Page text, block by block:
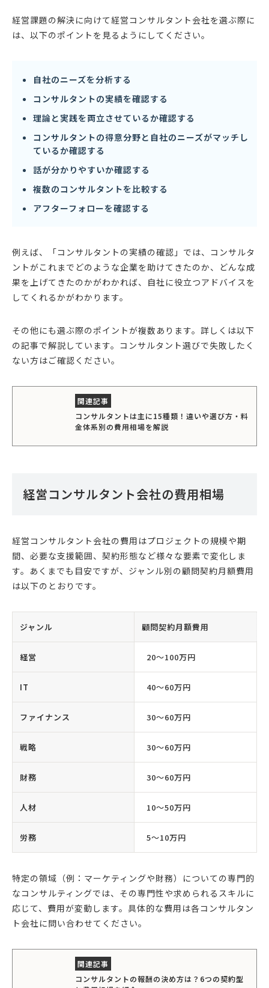
経営課題の解決に向けて経営コンサルタント会社を選ぶ際に
は、以下のポイントを見るようにしてください。
自社のニーズを分析する
コンサルタントの実績を確認する
理論と実践を両立させているか確認する
コンサルタントの得意分野と自社のニーズがマッチし
ているか確認する
話が分かりやすいか確認する
複数のコンサルタントを比較する
アフターフォローを確認する
例えば、「コンサルタントの実績の確認」では、コンサルタ
ントがこれまでどのような企業を助けてきたのか、どんな成
果を上げてきたのかがわかれば、自社に役立つアドバイスを
してくれるかがわかります。
その他にも選ぶ際のポイントが複数あります。詳しくは以下
の記事で解説しています。コンサルタント選びで失敗したく
ない方はご確認ください。
コンサルタントは主に15種類！違いや選び方・料
金体系別の費用相場を解説
経営コンサルタント会社の費用相場
経営コンサルタント会社の費用はプロジェクトの規模や期
間、必要な支援範囲、契約形態など様々な要素で変化しま
す。あくまでも目安ですが、ジャンル別の顧問契約月額費用
は以下のとおりです。
ジャンル 顧問契約月額費用
経営 20〜100万円
IT 40〜60万円
ファイナンス 30〜60万円
戦略 30〜60万円
財務 30〜60万円
人材 10〜50万円
労務 5〜10万円
特定の領域（例：マーケティングや財務）についての専門的
なコンサルティングでは、その専門性や求められるスキルに
応じて、費用が変動します。具体的な費用は各コンサルタン
ト会社に問い合わせてください。
コンサルタントの報酬の決め方は？6つの契約型